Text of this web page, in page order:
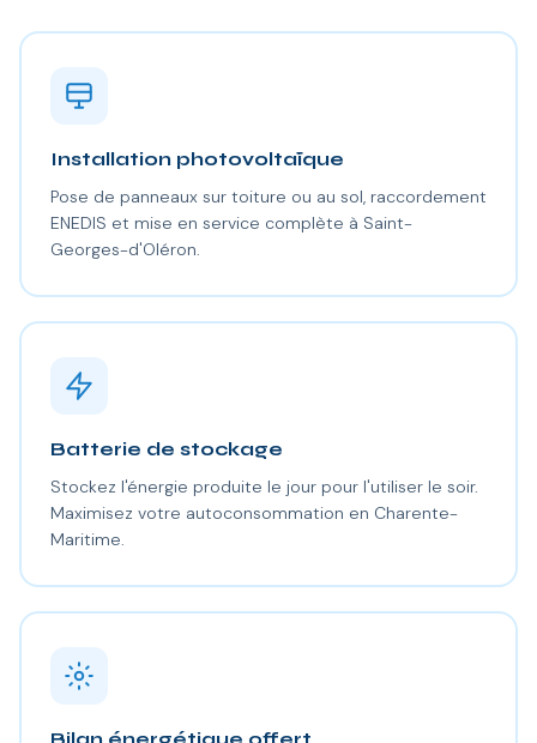
Installation photovoltaïque
Pose de panneaux sur toiture ou au sol, raccordement
ENEDIS et mise en service complète à Saint-
Georges-d'Oléron.
Batterie de stockage
Stockez l'énergie produite le jour pour l'utiliser le soir.
Maximisez votre autoconsommation en Charente-
Maritime.
Bilan énergétique offert